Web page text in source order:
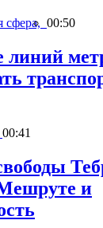
сфера, 00:50
линий
00:41
и